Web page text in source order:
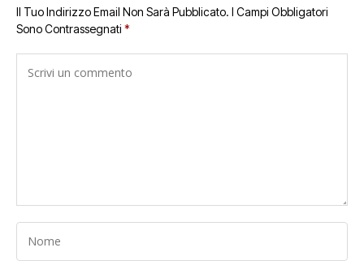
Il Tuo Indirizzo Email Non Sarà Pubblicato. I Campi Obbligatori
Sono Contrassegnati *